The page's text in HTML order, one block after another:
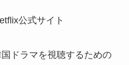
公式サイト
ドラマを視聴するための